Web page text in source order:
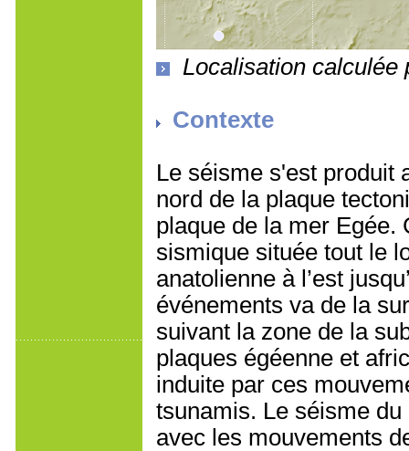
Localisation calculée
Contexte
Le séisme s'est produit
nord de la plaque
plaque de la mer Egée.
sismique située tout le
anatolienne à l’est
événements va de la
suivant la zone de la
plaques égéenne et
induite par ces
tsunamis. Le séisme
avec les mouvements